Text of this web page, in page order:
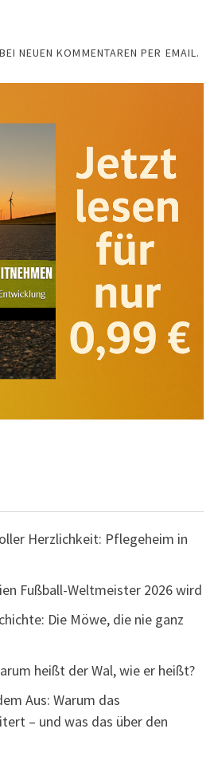
NEUEN KOMMENTAREN PER EMAIL.
Herzlichkeit: Pflegeheim in
Fußball-Weltmeister 2026 wird
Die Möwe, die nie ganz
heißt der Wal, wie er heißt?
Aus: Warum das
– und was das über den